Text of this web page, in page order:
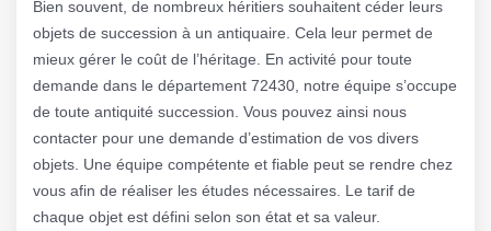
Bien souvent, de nombreux héritiers souhaitent céder leurs
objets de succession à un antiquaire. Cela leur permet de
mieux gérer le coût de l’héritage. En activité pour toute
demande dans le département 72430, notre équipe s’occupe
de toute antiquité succession. Vous pouvez ainsi nous
contacter pour une demande d’estimation de vos divers
objets. Une équipe compétente et fiable peut se rendre chez
vous afin de réaliser les études nécessaires. Le tarif de
chaque objet est défini selon son état et sa valeur.